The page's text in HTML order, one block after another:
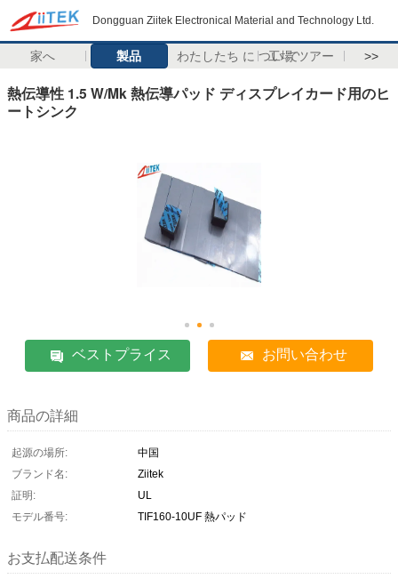
Dongguan Ziitek Electronical Material and Technology Ltd.
家へ 製品 わたしたち に つい て工場 ツアー >>
熱伝導性 1.5 W/Mk 熱伝導パッド ディスプレイカード用のヒ
ートシンク
ベストプライス お問い合わせ
商品の詳細
起源の場所:
中国
ブランド名:
Ziitek
証明:
UL
モデル番号:
TIF160-10UF 熱パッド
お支払配送条件